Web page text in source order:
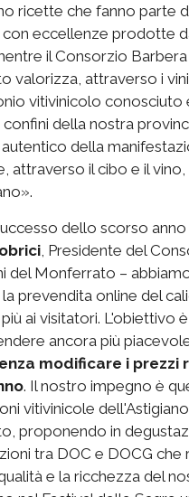
ricette che fanno parte
eccellenze prodotte
il Consorzio Barbera
valorizza, attraverso i vini
vitivinicolo conosciuto
della nostra
della
attraverso il cibo e il
dello scorso
, Presidente del
del Monferrato –
prevendita online del
ai visitatori. L'obiettivo
ancora più
modificare i prezzi
. Il nostro impegno è
vitivinicole
proponendo in
tra DOC e DOCG che
e la ricchezza del